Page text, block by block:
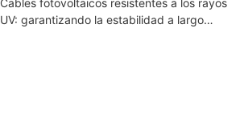
Cables fotovoltaicos resistentes a los rayos
UV: garantizando la estabilidad a largo